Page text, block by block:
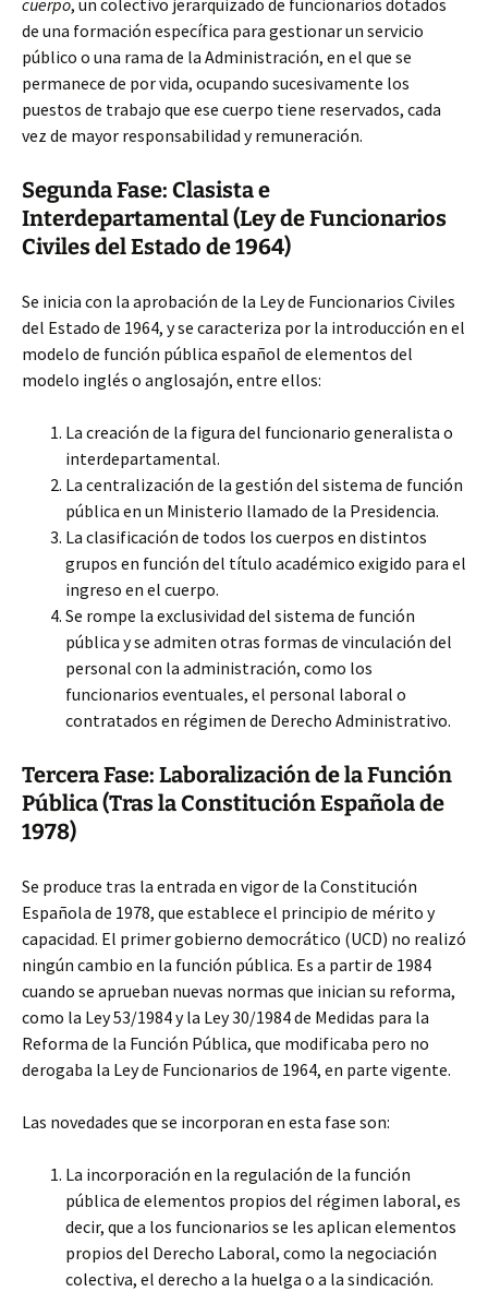
cuerpo, un colectivo jerarquizado de funcionarios dotados
de una formación específica para gestionar un servicio
público o una rama de la Administración, en el que se
permanece de por vida, ocupando sucesivamente los
puestos de trabajo que ese cuerpo tiene reservados, cada
vez de mayor responsabilidad y remuneración.
Segunda Fase: Clasista e
Interdepartamental (Ley de Funcionarios
Civiles del Estado de 1964)
Se inicia con la aprobación de la Ley de Funcionarios Civiles
del Estado de 1964, y se caracteriza por la introducción en el
modelo de función pública español de elementos del
modelo inglés o anglosajón, entre ellos:
La creación de la figura del funcionario generalista o
interdepartamental.
La centralización de la gestión del sistema de función
pública en un Ministerio llamado de la Presidencia.
La clasificación de todos los cuerpos en distintos
grupos en función del título académico exigido para el
ingreso en el cuerpo.
Se rompe la exclusividad del sistema de función
pública y se admiten otras formas de vinculación del
personal con la administración, como los
funcionarios eventuales, el personal laboral o
contratados en régimen de Derecho Administrativo.
Tercera Fase: Laboralización de la Función
Pública (Tras la Constitución Española de
1978)
Se produce tras la entrada en vigor de la Constitución
Española de 1978, que establece el principio de mérito y
capacidad. El primer gobierno democrático (UCD) no realizó
ningún cambio en la función pública. Es a partir de 1984
cuando se aprueban nuevas normas que inician su reforma,
como la Ley 53/1984 y la Ley 30/1984 de Medidas para la
Reforma de la Función Pública, que modificaba pero no
derogaba la Ley de Funcionarios de 1964, en parte vigente.
Las novedades que se incorporan en esta fase son:
La incorporación en la regulación de la función
pública de elementos propios del régimen laboral, es
decir, que a los funcionarios se les aplican elementos
propios del Derecho Laboral, como la negociación
colectiva, el derecho a la huelga o a la sindicación.